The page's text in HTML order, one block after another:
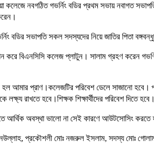
কলেজে নবগঠিত গভর্নিং বডির প্রথম সভায় নবাগত
বডির সভাপতি সকল সদস্যদের নিয়ে জাতির পিতা
করে বিএনসিসি কলেজ প্লাটুন। সালাম গ্রহণ করেন
হল আমার প্রাণ।কলেজটির পরিবেশ ডেলে সাজানো হবে।
লক্ষ্য রাখতে হবে।শিক্ষক শিক্ষার্থীদের পরিবেশ দিতে
আর্থিক অবস্থা ভালো না সেই কারণে আউটসোসিং
প্রকৌশলী মোঃ নজরুল ইসলাম, সদস্য মোঃ